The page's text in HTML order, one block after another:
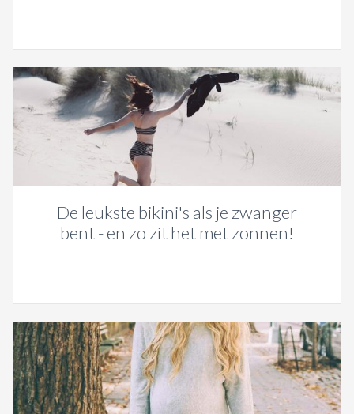
De leukste bikini's als je zwanger
bent - en zo zit het met zonnen!